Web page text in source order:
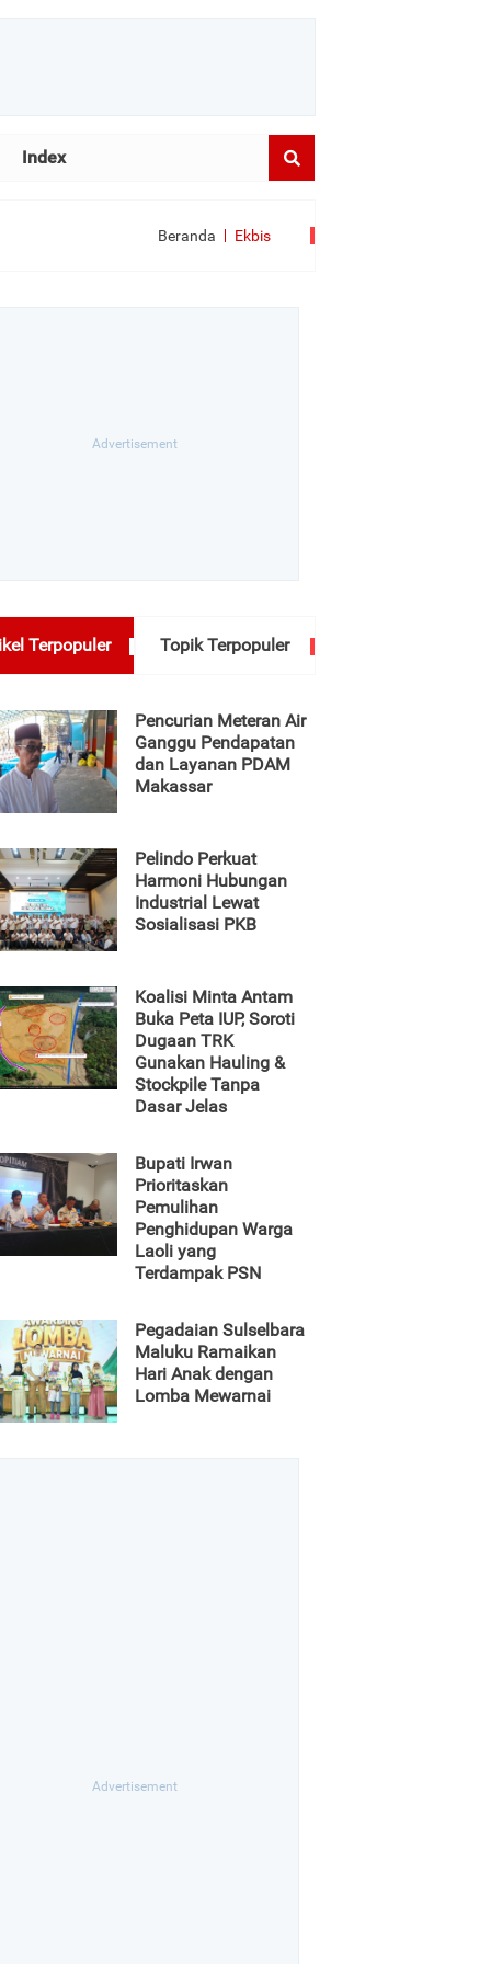
Index
Beranda Ekbis
Terpopuler Topik Terpopuler
Pencurian Meteran Air
Ganggu Pendapatan
dan Layanan PDAM
Makassar
Pelindo Perkuat
Harmoni Hubungan
Industrial Lewat
Sosialisasi PKB
Koalisi Minta Antam
Buka Peta IUP, Soroti
Dugaan TRK
Gunakan Hauling &
Stockpile Tanpa
Dasar Jelas
Bupati Irwan
Prioritaskan
Pemulihan
Penghidupan Warga
Laoli yang
Terdampak PSN
Pegadaian Sulselbara
Maluku Ramaikan
Hari Anak dengan
Lomba Mewarnai